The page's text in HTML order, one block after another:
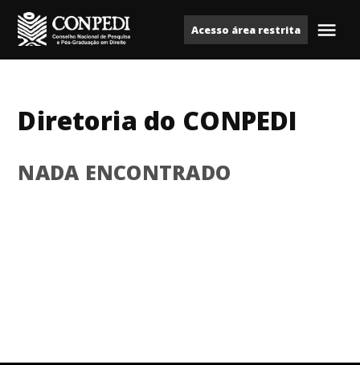
para
o
ConpediAcesso área restrita
Diretoria do CONPEDI
NADA ENCONTRADO